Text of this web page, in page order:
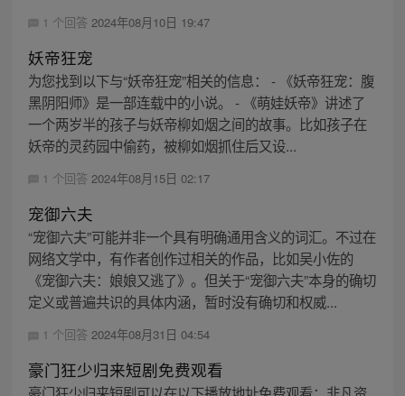
1 个回答 2024年08月10日 19:47
妖帝狂宠
为您找到以下与“妖帝狂宠”相关的信息： - 《妖帝狂宠：腹
黑阴阳师》是一部连载中的小说。 - 《萌娃妖帝》讲述了
一个两岁半的孩子与妖帝柳如烟之间的故事。比如孩子在
妖帝的灵药园中偷药，被柳如烟抓住后又设...
1 个回答 2024年08月15日 02:17
宠御六夫
“宠御六夫”可能并非一个具有明确通用含义的词汇。不过在
网络文学中，有作者创作过相关的作品，比如吴小佐的
《宠御六夫：娘娘又逃了》。但关于“宠御六夫”本身的确切
定义或普遍共识的具体内涵，暂时没有确切和权威...
1 个回答 2024年08月31日 04:54
豪门狂少归来短剧免费观看